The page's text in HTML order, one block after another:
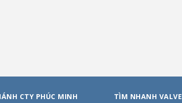
CTY PHÚC MINH TÌM NHANH VALVE